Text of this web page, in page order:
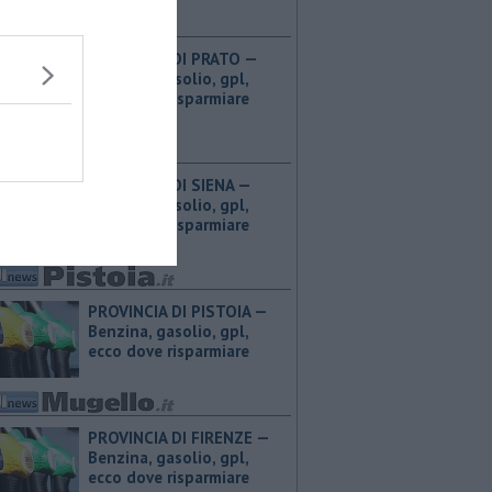
PROVINCIA DI PRATO — ​
Benzina, gasolio, gpl,
ecco dove risparmiare
PROVINCIA DI SIENA — ​
Benzina, gasolio, gpl,
ecco dove risparmiare
PROVINCIA DI PISTOIA — ​
Benzina, gasolio, gpl,
ecco dove risparmiare
PROVINCIA DI FIRENZE — ​
Benzina, gasolio, gpl,
ecco dove risparmiare